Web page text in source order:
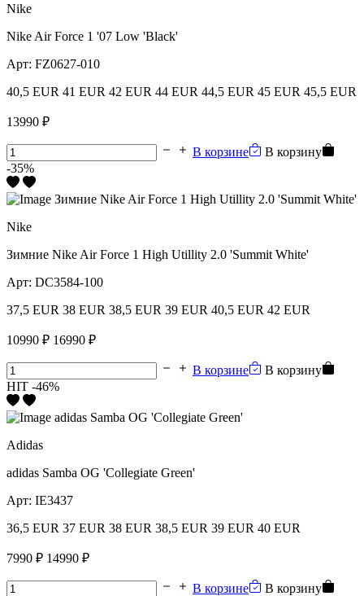
Nike
Nike Air Force 1 '07 Low 'Black'
Арт: FZ0627-010
40,5 EUR 41 EUR 42 EUR 44 EUR 44,5 EUR 45 EUR 45,5 EUR
13990 ₽
В корзине
В корзину
-35%
Nike
Зимние Nike Air Force 1 High Utillity 2.0 'Summit White'
Арт: DC3584-100
37,5 EUR 38 EUR 38,5 EUR 39 EUR 40,5 EUR 42 EUR
10990 ₽ 16990 ₽
В корзине
В корзину
HIT -46%
Adidas
adidas Samba OG 'Collegiate Green'
Арт: IE3437
36,5 EUR 37 EUR 38 EUR 38,5 EUR 39 EUR 40 EUR
7990 ₽ 14990 ₽
В корзине
В корзину